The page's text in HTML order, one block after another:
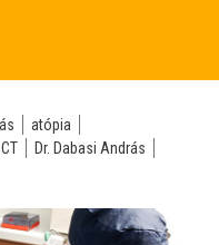
atópia
CT
Dr. Dabasi András